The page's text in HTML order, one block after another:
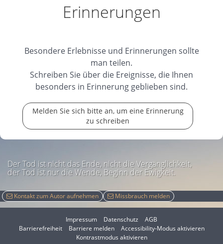
Erinnerungen
Besondere Erlebnisse und Erinnerungen sollte
man teilen.
Schreiben Sie über die Ereignisse, die Ihnen
besonders in Erinnerung geblieben sind.
Melden Sie sich bitte an, um eine Erinnerung
zu schreiben
Der Tod ist nicht das Ende, nicht die Vergänglichkeit,
der Tod ist nur die Wende, Beginn der Ewigkeit.
Kontakt zum Autor aufnehmen Missbrauch melden
Impressum Datenschutz
AGB
Barrierefreiheit
Barriere melden
I
m
Accessibility-Modus aktivieren
IKontrastmodus aktivieren